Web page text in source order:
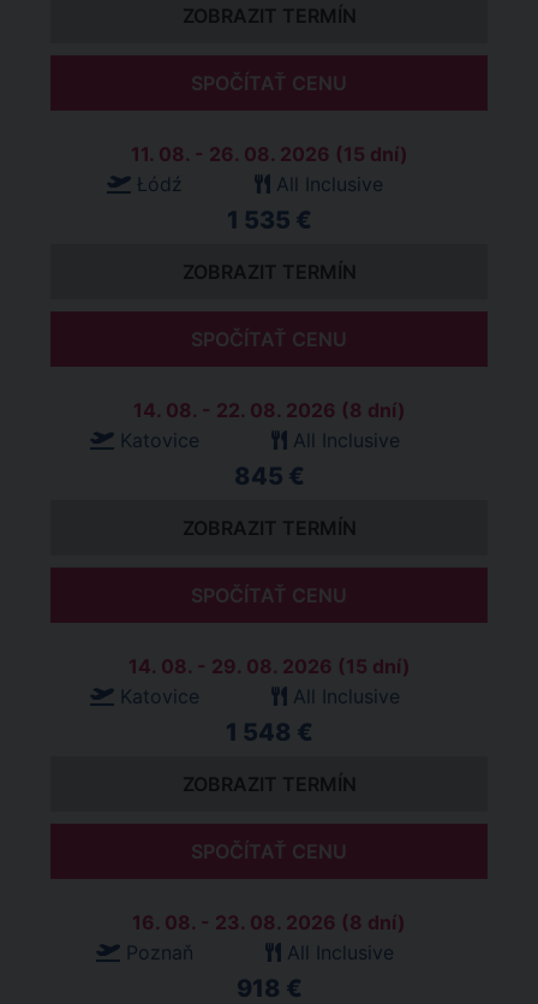
ZOBRAZIT TERMÍN
SPOČÍTAŤ CENU
11. 08. - 26. 08. 2026 (15 dní)
Łódź
All Inclusive
1 535 €
ZOBRAZIT TERMÍN
SPOČÍTAŤ CENU
14. 08. - 22. 08. 2026 (8 dní)
Katovice
All Inclusive
845 €
ZOBRAZIT TERMÍN
SPOČÍTAŤ CENU
14. 08. - 29. 08. 2026 (15 dní)
Katovice
All Inclusive
1 548 €
ZOBRAZIT TERMÍN
SPOČÍTAŤ CENU
16. 08. - 23. 08. 2026 (8 dní)
Poznaň
All Inclusive
918 €